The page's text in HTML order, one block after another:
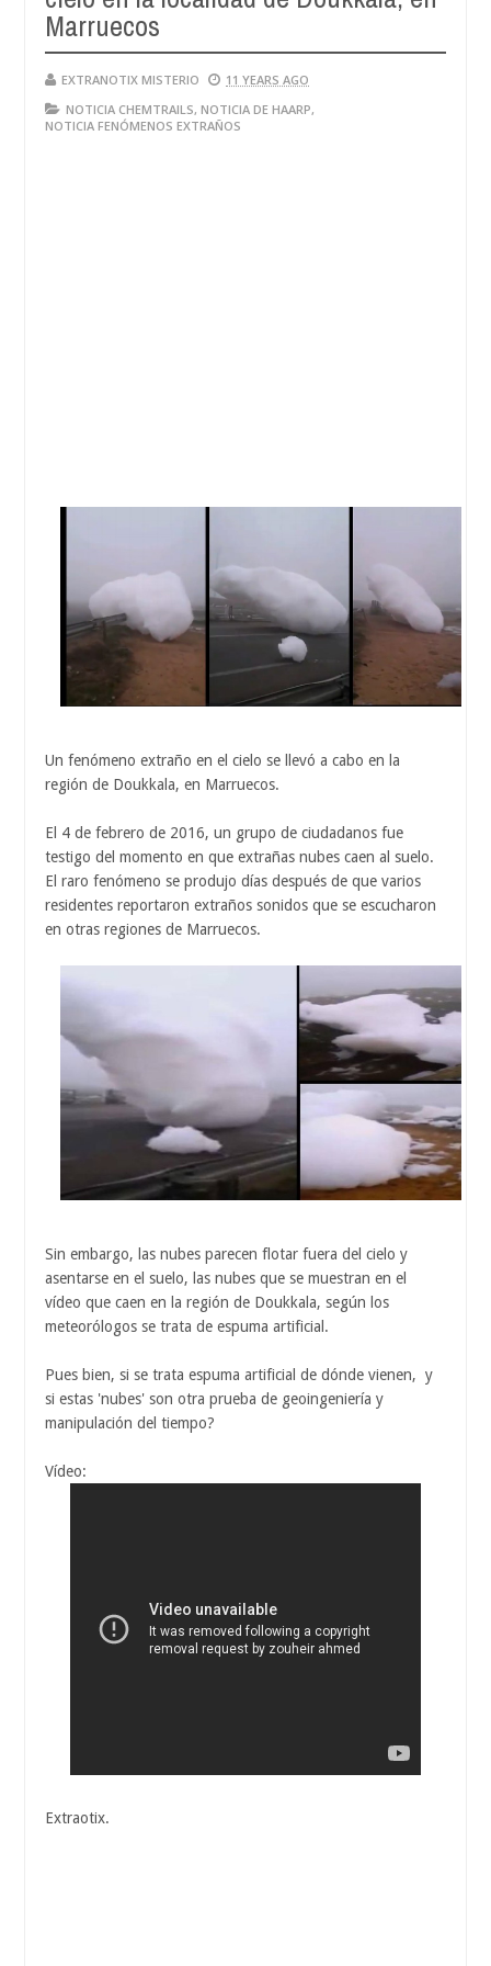
Marruecos
EXTRANOTIX MISTERIO
11 YEARS AGO
NOTICIA CHEMTRAILS, NOTICIA DE HAARP,
NOTICIA FENÓMENOS EXTRAÑOS
Un fenómeno extraño en el cielo se llevó a cabo en la
región de Doukkala, en Marruecos.
El 4 de febrero de 2016, un grupo de ciudadanos fue
testigo del momento en que extrañas nubes caen al suelo.
El raro fenómeno se produjo días después de que varios
residentes reportaron extraños sonidos que se escucharon
en otras regiones de Marruecos.
Sin embargo, las nubes parecen flotar fuera del cielo y
asentarse en el suelo, las nubes que se muestran en el
vídeo que caen en la región de Doukkala, según los
meteorólogos se trata de espuma artificial.
Pues bien, si se trata espuma artificial de dónde vienen, y
si estas 'nubes' son otra prueba de geoingeniería y
manipulación del tiempo?
Vídeo:
Extraotix.